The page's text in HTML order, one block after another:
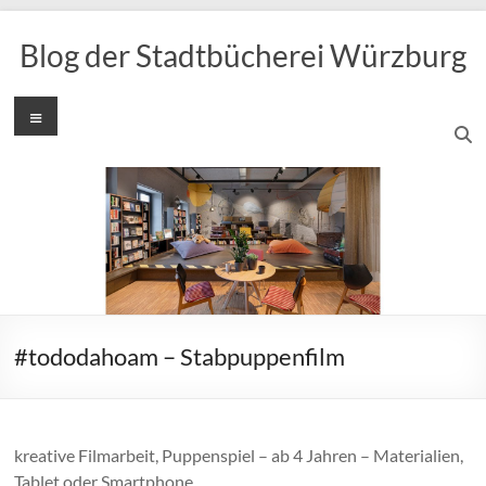
Inhalt
springen
Blog der Stadtbücherei Würzburg
Menü
#tododahoam – Stabpuppenfilm
kreative Filmarbeit, Puppenspiel – ab 4 Jahren – Materialien,
Tablet oder Smartphone